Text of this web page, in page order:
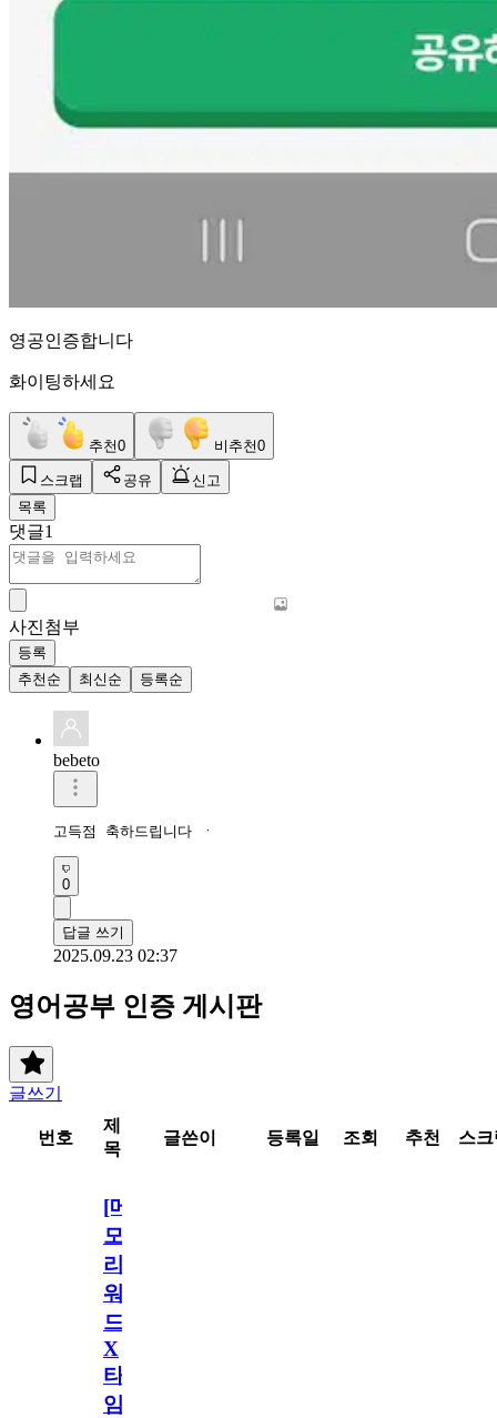
영공인증합니다
화이팅하세요
추천0 비추천0
스크랩 공유
신고
목록
댓글1
사진첨부
등록
추천순
최신순 등록순
bebeto
고득점 축하드립니다 ㆍ
0
답글 쓰기
2025.09.23 02:37
영어공부 인증 게시판
글쓰기
번호
제
목
글쓴이 등록일 조회 추천 스
[메
모
리
워
드
X
타
임